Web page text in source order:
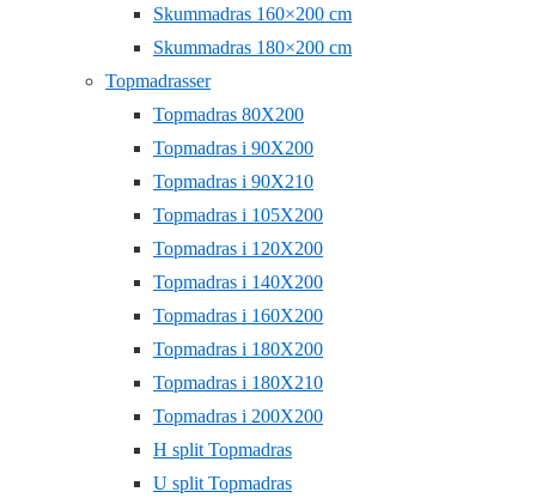
Skummadras 160×200 cm
Skummadras 180×200 cm
Topmadrasser
Topmadras 80X200
Topmadras i 90X200
Topmadras i 90X210
Topmadras i 105X200
Topmadras i 120X200
Topmadras i 140X200
Topmadras i 160X200
Topmadras i 180X200
Topmadras i 180X210
Topmadras i 200X200
H split Topmadras
U split Topmadras